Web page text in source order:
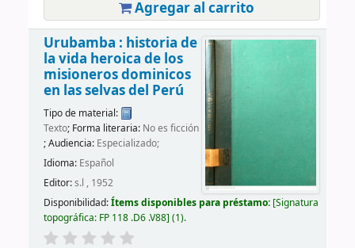
Agregar al carrito
Urubamba : historia de
la vida heroica de los
misioneros dominicos
en las selvas del Perú
Tipo de material:
Texto; Forma literaria: No es ficción
; Audiencia: Especializado;
Idioma: Español
Editor:s.l , 1952
Disponibilidad:Ítems disponibles para préstamo: Signatura
topográfica: FP 118 .D6 .V88 (1).